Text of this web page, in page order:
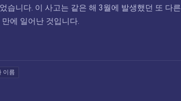
습니다. 이 사고는 같은 해 3월에 발생했던 또 다른
에 일어난 것입니다.
이름